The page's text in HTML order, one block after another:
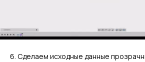
6. Сделаем исходные данные